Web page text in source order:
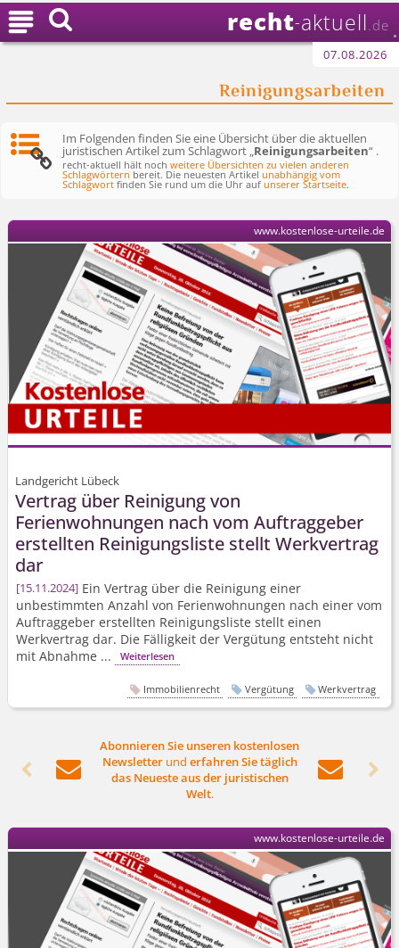
recht-aktuell .de
07.08.2026
Reinigungsarbeiten

Im Folgenden finden Sie eine Übersicht über die aktuellen
juristischen Artikel zum Schlagwort „Reinigungsarbeiten“ .
recht-aktuell hält nochweitere Übersichten zu vielen anderen
Schlagwörtern bereit. Die neuesten Artikelunabhängig vom
Schlagwort finden Sie rund um die Uhr aufunserer Startseite.
Landgericht Lübeck
Vertrag über Reinigung von
Ferienwohnungen nach vom Auftraggeber
erstellten Reinigungsliste stellt Werkvertrag
dar
15.11.2024 Ein Vertrag über die Reinigung einer
unbestimmten Anzahl von Ferienwohnungen nach einer vom
Auftraggeber erstellten Reinigungsliste stellt einen
Werkvertrag dar. Die Fälligkeit der Vergütung entsteht nicht
mit Abnahme ...
Weiterlesen
www.kostenlose-urteile.de
Immobilienrecht Vergütung Werkvertrag
 
Abonnieren Sie unseren kostenlosen
Newsletterund erfahren Sie täglich
das Neueste aus der juristischen
Welt.
 
www.kostenlose-urteile.de